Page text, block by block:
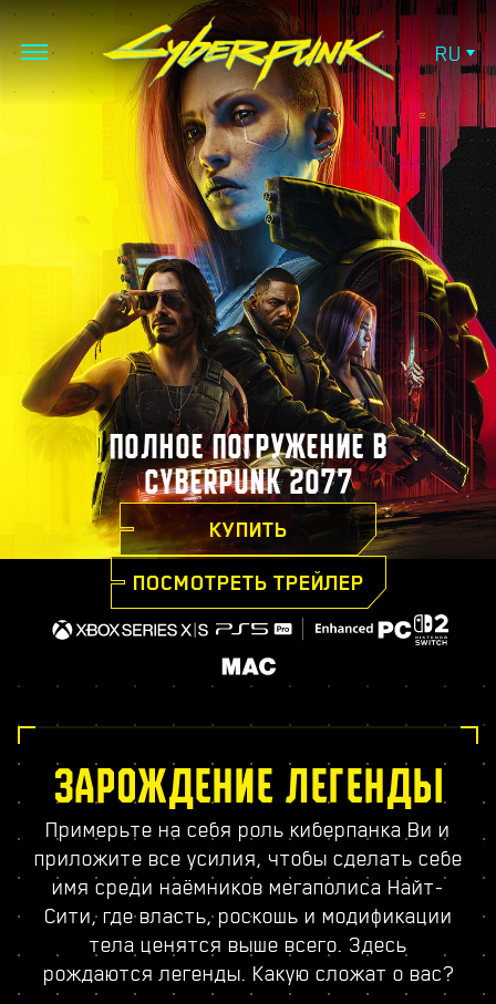
RU
ПОЛНОЕ ПОГРУЖЕНИЕ В
CYBERPUNK 2077
КУПИТЬ
ПОСМОТРЕТЬ ТРЕЙЛЕР
ЗАРОЖДЕНИЕ ЛЕГЕНДЫ
Примерьте на себя роль киберпанка Ви и
приложите все усилия, чтобы сделать себе
имя среди наёмников мегаполиса Найт-
Сити, где власть, роскошь и модификации
тела ценятся выше всего. Здесь
рождаются легенды. Какую сложат о вас?